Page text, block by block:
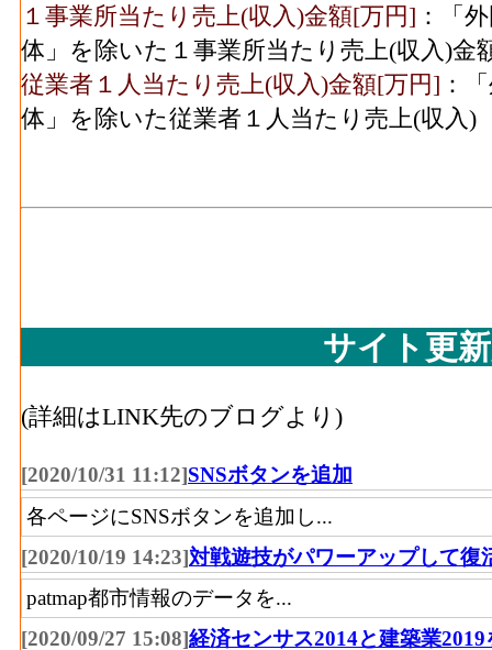
(2016)
パルプ紙･従業者数
(2016)
印刷･事業所数(2016)
(2016)
(2016)
(2016)
ゴム･事業所数(2016)
ゴム･従業者数(2016)
窯土石･事業所数(2016)
繊維･製造品出荷額等[百万円](2016)：繊維
じた年間製造品出荷額
繊維･粗付加価値額[百万円](2016)：繊維工
活動によって新規に付加された価値
人事業主及び無給家族従業者、常用労働者
木材等･現金給与総額[百万円](2016)：木材
く） の'事業に従事する者の人件費及び派
社への支払額
木材等･原材料、燃料、電力使用等額[百万
造業（家具を除く） の燃料費と電力も含
木材等･製造品出荷額等[百万円](2016)：木
除く） の製造工程から生じた年間製造品
木材等･粗付加価値額[百万円](2016)
く） の年間の製造品生産活動によって新
１事業所当たり売上(収入)金額[万円] ：「
体」を除いた１事業所当たり売上(収入)金
従業者１人当たり売上(収入)金額[万円] ：
体」を除いた従業者１人当たり売上(収入)
サイト更
(詳細はLINK先のブログより)
[2020/10/31 11:12]SNSボタンを追加
各ページにSNSボタンを追加し...
[2020/10/19 14:23]対戦遊技がパワーアップして復
patmap都市情報のデータを...
[2020/09/27 15:08]経済センサス2014と建築業2019